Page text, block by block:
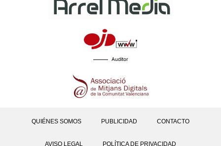
Auditor
QUIÉNES SOMOS PUBLICIDAD CONTACTO
AVISO LEGAL POLÍTICA DE PRIVACIDAD